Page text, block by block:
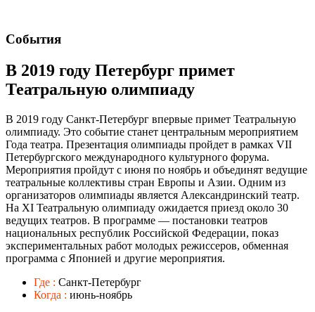
События
В 2019 году Петербург примет
Театральную олимпиаду
В 2019 году Санкт-Петербург впервые примет Театральную
олимпиаду. Это событие станет центральным мероприятием
Года театра. Презентация олимпиады пройдет в рамках VII
Петербургского международного культурного форума.
Мероприятия пройдут с июня по ноябрь и объединят ведущие
театральные коллективы стран Европы и Азии. Одним из
организаторов олимпиады является Александринский театр.
На XI Театральную олимпиаду ожидается приезд около 30
ведущих театров. В программе — постановки театров
национальных республик Российской Федерации, показ
экспериментальных работ молодых режиссеров, обменная
программа с Японией и другие мероприятия.
Где : Санкт-Петербург
Когда : июнь-ноябрь